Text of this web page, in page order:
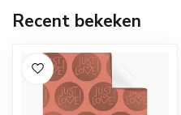
Recent bekeken